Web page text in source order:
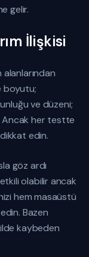
gelir.
İlişkisi
boyutu;
ve düzeni;
Ancak her testte
edin.
göz ardı
olabilir ancak
hem masaüstü
Bazen
kaybeden